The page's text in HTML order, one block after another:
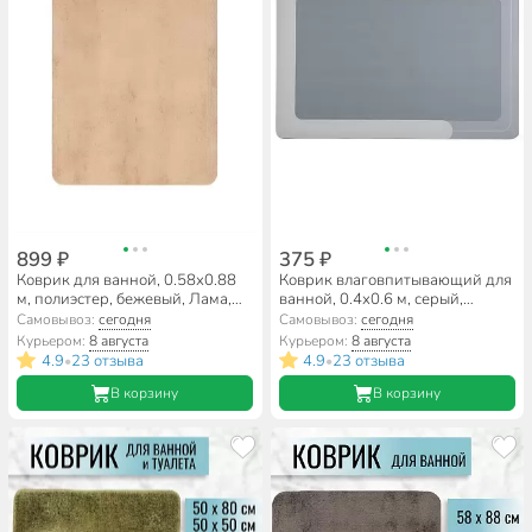
899 ₽
Коврик для ванной, 0.58х0.88
м, полиэстер, бежевый, Лама,
Y3-786
Самовывоз:сегодня
Курьером:8 августа
4.9•23 отзыва
В корзину
375 ₽
Коврик влаговпитывающий для
ванной, 0.4х0.6 м, серый,
A090053
Самовывоз: сегодня
Курьером: 8 августа
4.9•23 отзыва
В корзину